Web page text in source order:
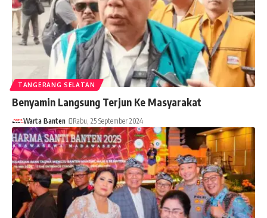
TANGERANG SELATAN
Benyamin Langsung Terjun Ke Masyarakat
Warta Banten Rabu, 25 September 2024